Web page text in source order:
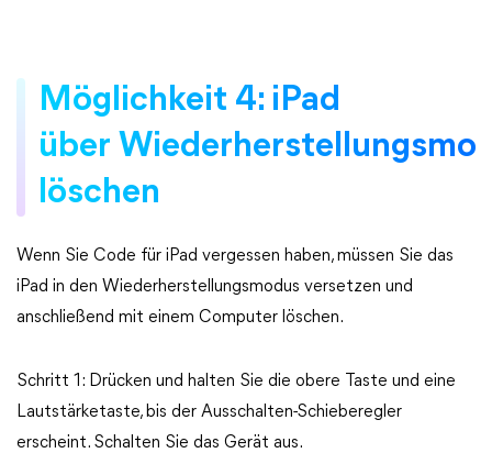
Möglichkeit 4: iPad
über
löschen
Wenn Sie Code für iPad vergessen haben, müssen Sie das
iPad in den Wiederherstellungsmodus versetzen und
anschließend mit einem Computer löschen.
Schritt 1: Drücken und halten Sie die obere Taste und eine
Lautstärketaste, bis der Ausschalten-Schieberegler
erscheint. Schalten Sie das Gerät aus.